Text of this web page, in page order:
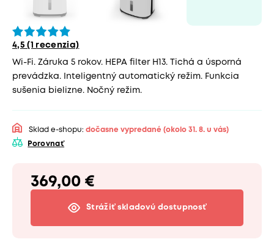
4,5 (1 recenzia)
Wi-Fi. Záruka 5 rokov. HEPA filter H13. Tichá a úsporná
prevádzka. Inteligentný automatický režim. Funkcia
sušenia bielizne. Nočný režim.
Sklad e-shopu: dočasne vypredané (okolo 31. 8. u vás)
Porovnať
369,00 €
Strážiť skladovú dostupnosť